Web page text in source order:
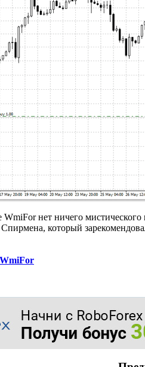
нет ничего
который